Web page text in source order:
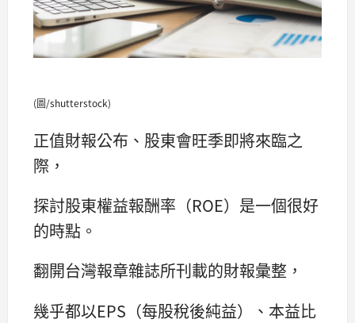
(圖/shutterstock)
正值財報公布、股東會旺季即將來臨之
際，
探討股東權益報酬率（ROE）是一個很好
的時點。
翻開台灣報章雜誌所刊載的財報彙整，
幾乎都以EPS（每股稅後純益）、本益比